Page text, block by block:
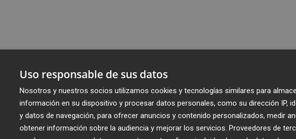
Uso responsable de sus datos
Nosotros y nuestros socios utilizamos cookies y tecnologías similares para
información en su dispositivo y procesar datos personales, como su dirección IP,
y datos de navegación, para ofrecer anuncios y contenido personalizados, medir
obtener información sobre la audiencia y mejorar los servicios. Proveedores de